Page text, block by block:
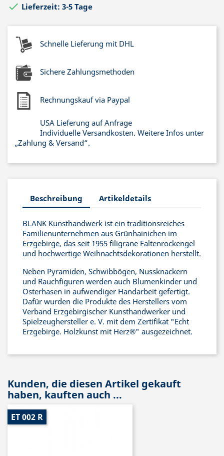
 Lieferzeit: 3-5 Tage
Schnelle Lieferung mit DHL
Sichere Zahlungsmethoden
Rechnungskauf via Paypal
USA Lieferung auf Anfrage
Individuelle Versandkosten. Weitere Infos unter
„Zahlung & Versand“.
Beschreibung Artikeldetails
BLANK Kunsthandwerk ist ein traditionsreiches
Familienunternehmen aus Grünhainichen im
Erzgebirge, das seit 1955 filigrane Faltenrockengel
und hochwertige Weihnachtsdekorationen herstellt.
Neben Pyramiden, Schwibbögen, Nussknackern
und Rauchfiguren werden auch Blumenkinder und
Osterhasen in aufwendiger Handarbeit gefertigt.
Dafür wurden die Produkte des Herstellers vom
Verband Erzgebirgischer Kunsthandwerker und
Spielzeughersteller e. V. mit dem Zertifikat "Echt
Erzgebirge. Holzkunst mit Herz®" ausgezeichnet.
Kunden, die diesen Artikel gekauft
haben, kauften auch ...
ET 002 R